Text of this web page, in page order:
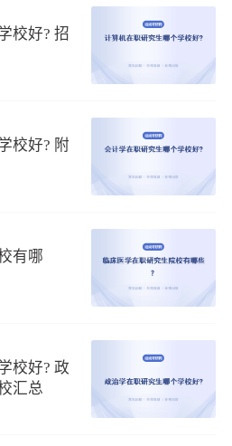
生要求基本相同，按各相应学
，全方位提升医务人员的业务水平
硕考试，有5年5次考试机会，
考前辅导，结合当年考纲紧扣考
，可根据时间灵活选择。重点
学在职研究生正处于招生中，
学基础医学在职研究生招生简章
查
校好? 招
校好? 附
有哪
校好? 政
汇总